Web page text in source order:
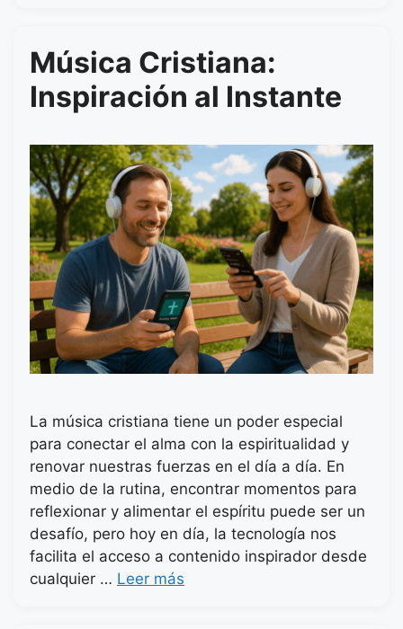
Música Cristiana:
Inspiración al Instante
La música cristiana tiene un poder especial
para conectar el alma con la espiritualidad y
renovar nuestras fuerzas en el día a día. En
medio de la rutina, encontrar momentos para
reflexionar y alimentar el espíritu puede ser un
desafío, pero hoy en día, la tecnología nos
facilita el acceso a contenido inspirador desde
cualquier … Leer más